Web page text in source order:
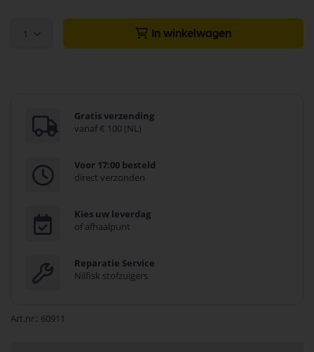
1 In winkelwagen
Gratis verzending
vanaf € 100 (NL)
Voor 17:00 besteld
direct verzonden
Kies uw leverdag
of afhaalpunt
Reparatie Service
Nilfisk stofzuigers
Art.nr. 60911